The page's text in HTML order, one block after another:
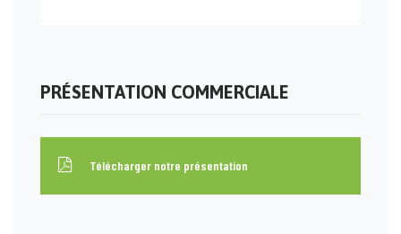
PRÉSENTATION COMMERCIALE
Télécharger notre présentation